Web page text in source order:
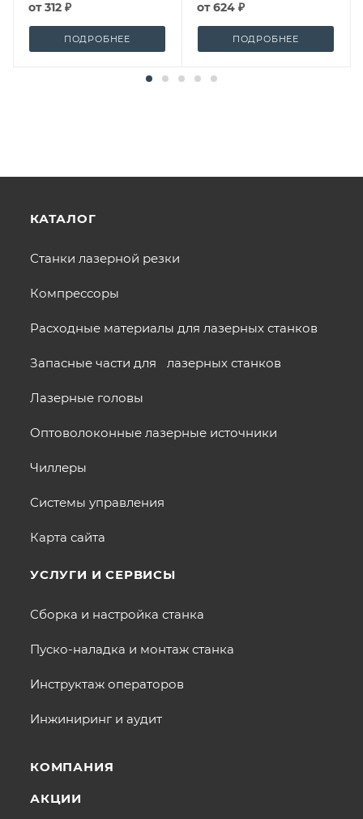
от312 ₽
ПОДРОБНЕЕ
от624 ₽
ПОДРОБНЕЕ
КАТАЛОГ
Станки лазерной резки
Компрессоры
Расходные материалы для лазерных станков
Запасные части для лазерных станков
Лазерные головы
Оптоволоконные лазерные источники
Чиллеры
Системы управления
Карта сайта
УСЛУГИ И СЕРВИСЫ
Сборка и настройка станка
Пуско-наладка и монтаж станка
Инструктаж операторов
Инжиниринг и аудит
КОМПАНИЯ
АКЦИИ